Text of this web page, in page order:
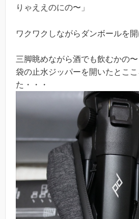
りゃええのにの〜」
ワクワクしながらダンボールを開
三脚眺めながら酒でも飲むかの
袋の止水ジッパーを開いたとこ
た・・・